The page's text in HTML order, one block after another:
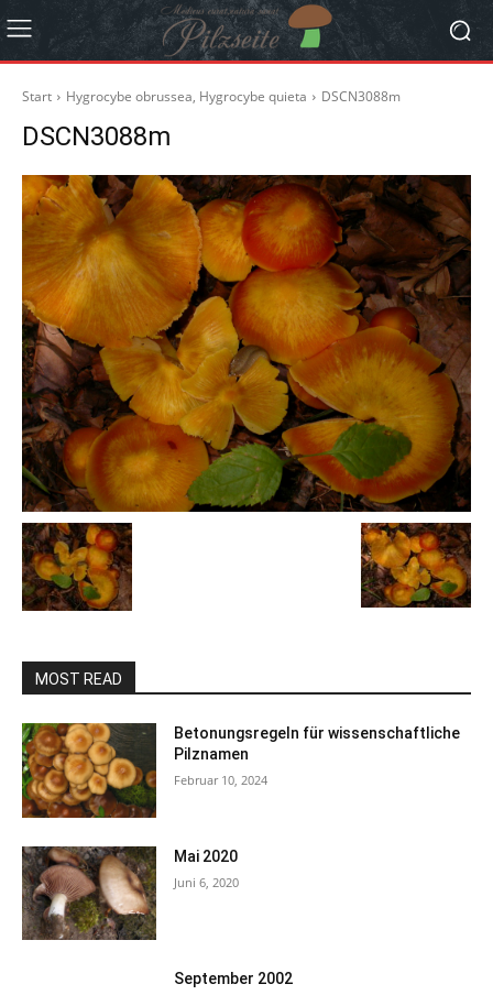
Start Hygrocybe obrussea, Hygrocybe quieta DSCN3088m
DSCN3088m
MOST READ
Betonungsregeln für wissenschaftliche
Pilznamen
Februar 10, 2024
Mai 2020
Juni 6, 2020
September 2002